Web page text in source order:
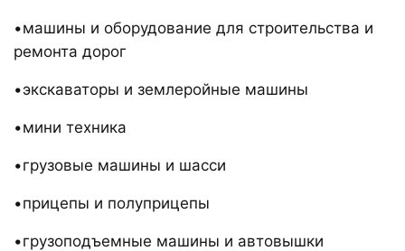
•машины и оборудование для строительства и
ремонта дорог
•экскаваторы и землеройные машины
•мини техника
•грузовые машины и шасси
•прицепы и полуприцепы
•грузоподъемные машины и автовышки